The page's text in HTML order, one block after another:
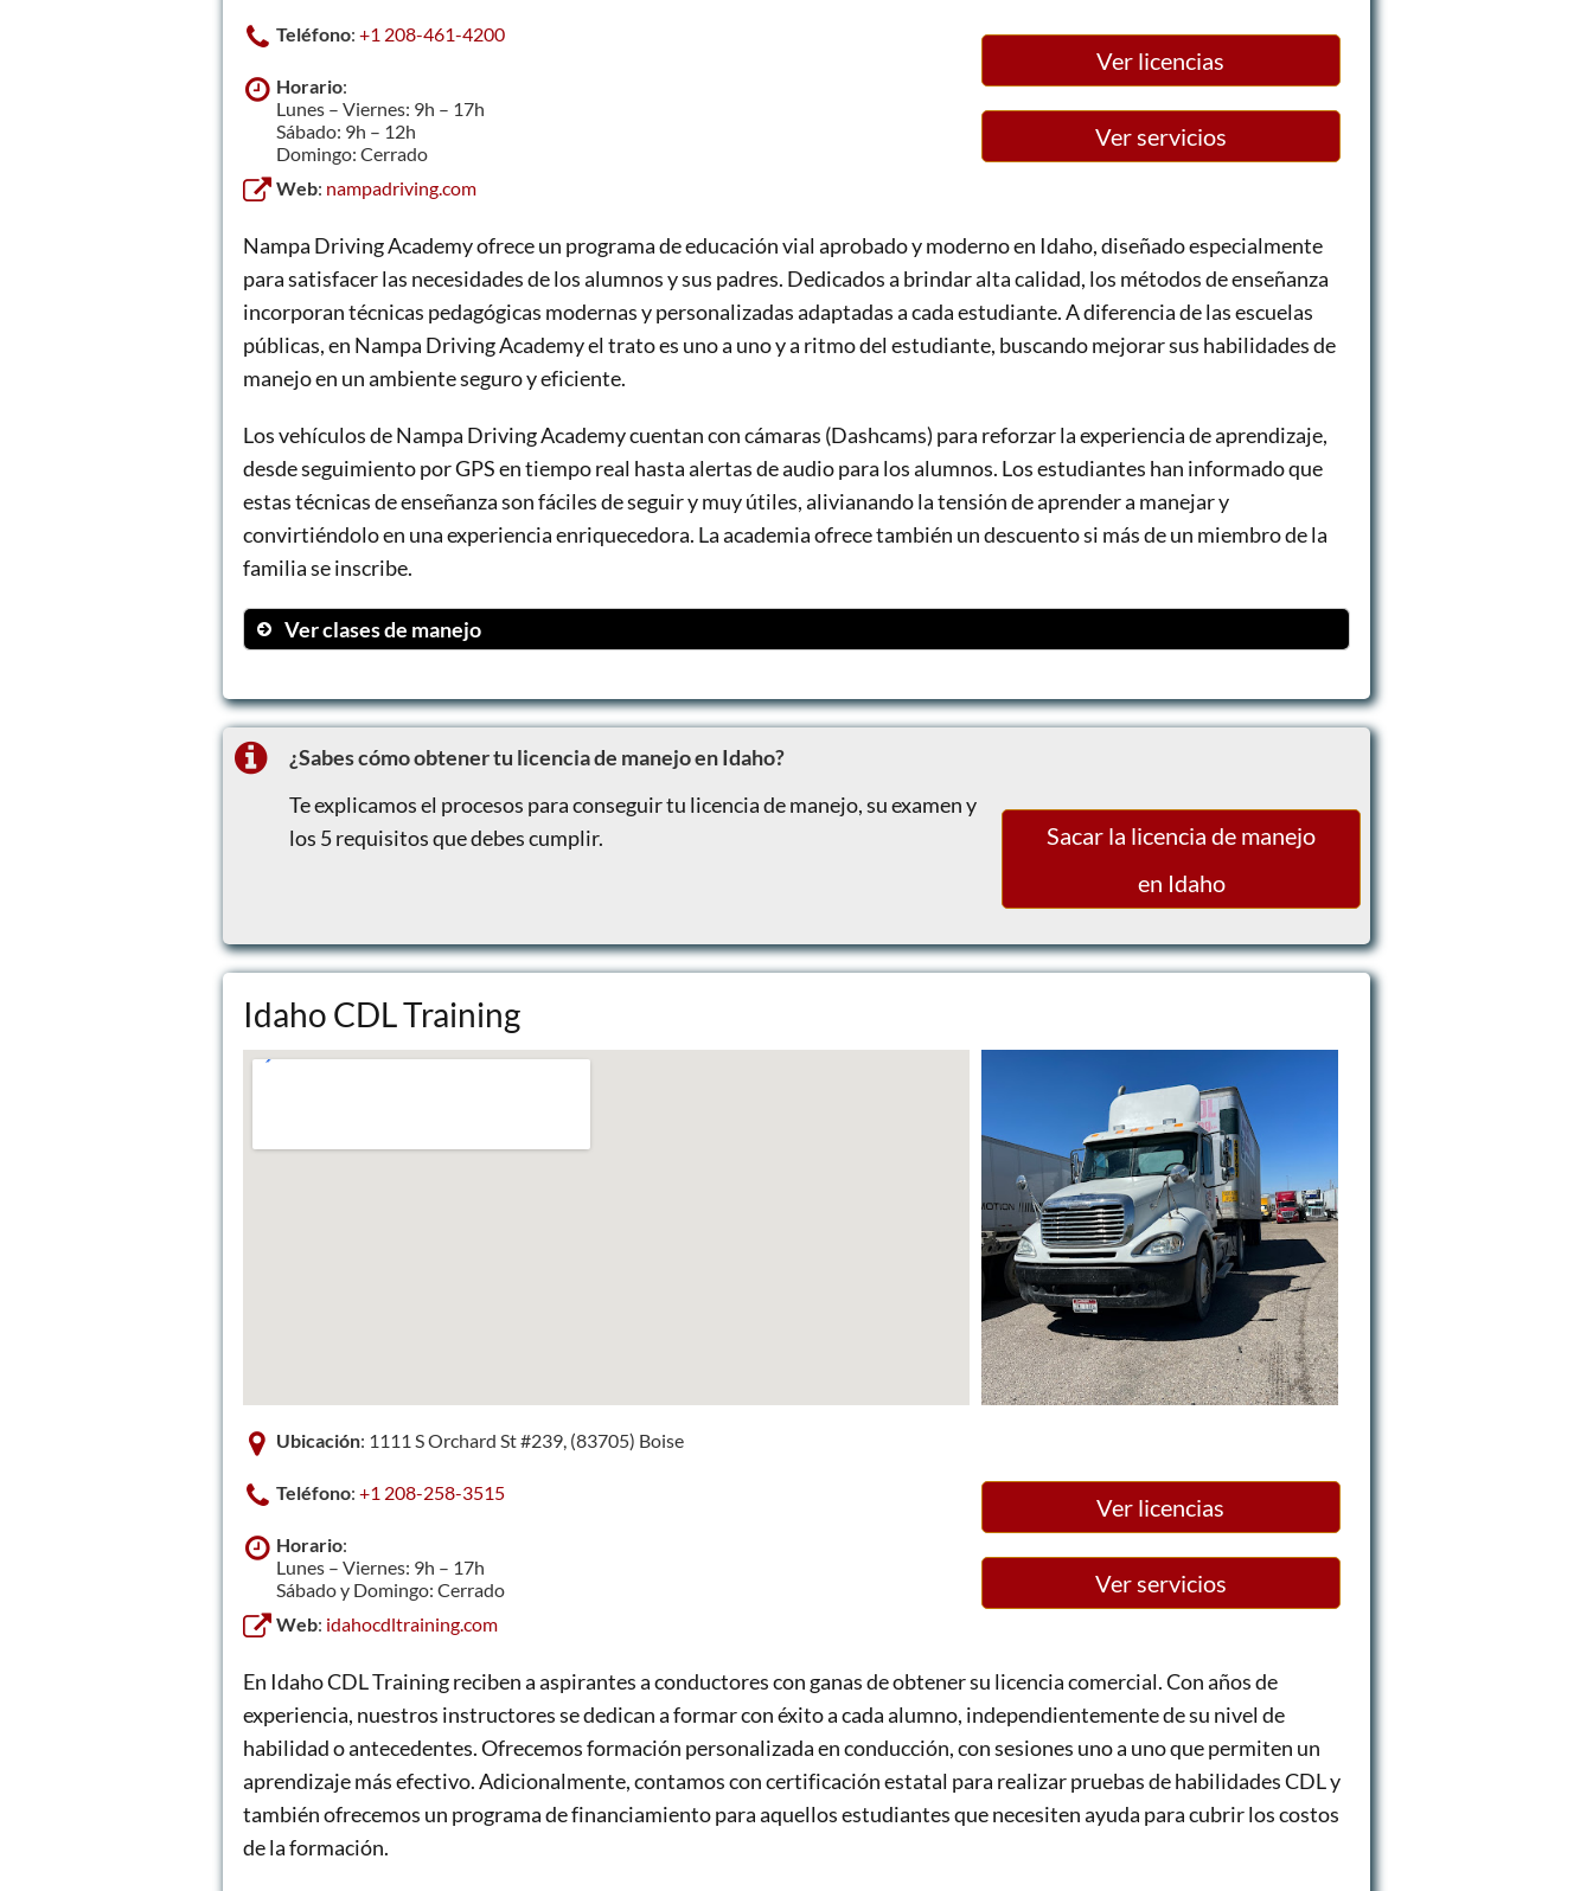
Teléfono: +1 208-461-4200
Horario:
Lunes – Viernes: 9h – 17h
Sábado: 9h – 12h
Domingo: Cerrado
Web: nampadriving.com
Ver licencias
Ver servicios
Nampa Driving Academy ofrece un programa de educación vial aprobado y moderno en Idaho, diseñado especialmente
para satisfacer las necesidades de los alumnos y sus padres. Dedicados a brindar alta calidad, los métodos de enseñanza
incorporan técnicas pedagógicas modernas y personalizadas adaptadas a cada estudiante. A diferencia de las escuelas
públicas, en Nampa Driving Academy el trato es uno a uno y a ritmo del estudiante, buscando mejorar sus habilidades de
manejo en un ambiente seguro y eficiente.
Los vehículos de Nampa Driving Academy cuentan con cámaras (Dashcams) para reforzar la experiencia de aprendizaje,
desde seguimiento por GPS en tiempo real hasta alertas de audio para los alumnos. Los estudiantes han informado que
estas técnicas de enseñanza son fáciles de seguir y muy útiles, alivianando la tensión de aprender a manejar y
convirtiéndolo en una experiencia enriquecedora. La academia ofrece también un descuento si más de un miembro de la
familia se inscribe.
Ver clases de manejo
Alertas de audio para conductores (ejemplo: velocidad, paradas, distancia de seguimiento, etc)
Monitoreo y seguimiento por GPS en tiempo real dentro y fuera del vehículo
¿Sabes cómo obtener tu licencia de manejo en Idaho?
Te explicamos el procesos para conseguir tu licencia de manejo, su examen y
los 5 requisitos que debes cumplir.
Sacar la licencia de manejo
en Idaho
Idaho CDL Training
Ubicación: 1111 S Orchard St #239, (83705) Boise
Teléfono: +1 208-258-3515
Horario:
Lunes – Viernes: 9h – 17h
Sábado y Domingo: Cerrado
Web: idahocdltraining.com
Ver licencias
Ver servicios
En Idaho CDL Training reciben a aspirantes a conductores con ganas de obtener su licencia comercial. Con años de
experiencia, nuestros instructores se dedican a formar con éxito a cada alumno, independientemente de su nivel de
habilidad o antecedentes. Ofrecemos formación personalizada en conducción, con sesiones uno a uno que permiten un
aprendizaje más efectivo. Adicionalmente, contamos con certificación estatal para realizar pruebas de habilidades CDL y
también ofrecemos un programa de financiamiento para aquellos estudiantes que necesiten ayuda para cubrir los costos
de la formación.